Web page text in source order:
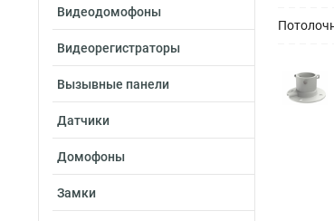
Видеодомофоны
Видеорегистраторы
Вызывные панели
Датчики
Домофоны
Замки